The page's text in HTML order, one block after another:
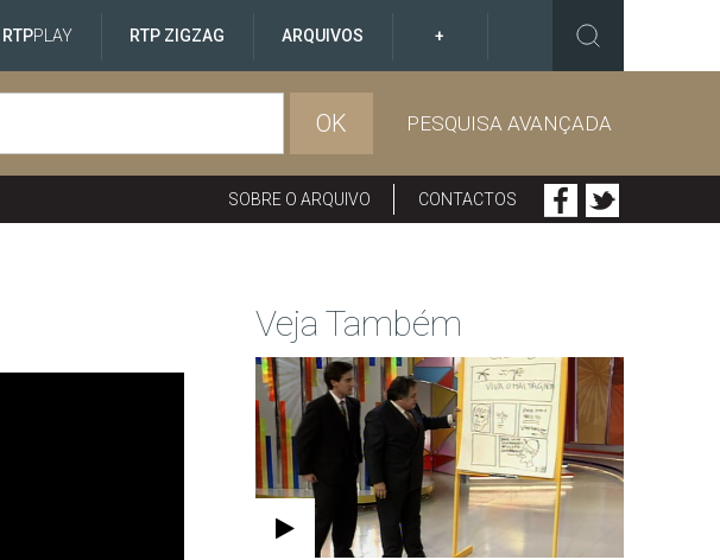
RTPPLAY RTP ZIGZAG ARQUIVOS +
OK PESQUISA AVANÇADA
SOBRE O ARQUIVO CONTACTOS
Veja Também